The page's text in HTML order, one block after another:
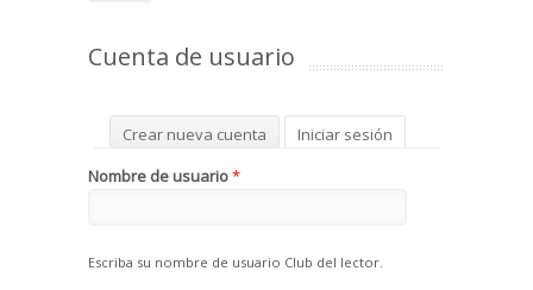
Cuenta de usuario
Solapas principales
Crear nueva cuenta Iniciar sesión
Solicitar una nueva contraseña
Nombre de usuario*
Escriba su nombre de usuario Club del lector.